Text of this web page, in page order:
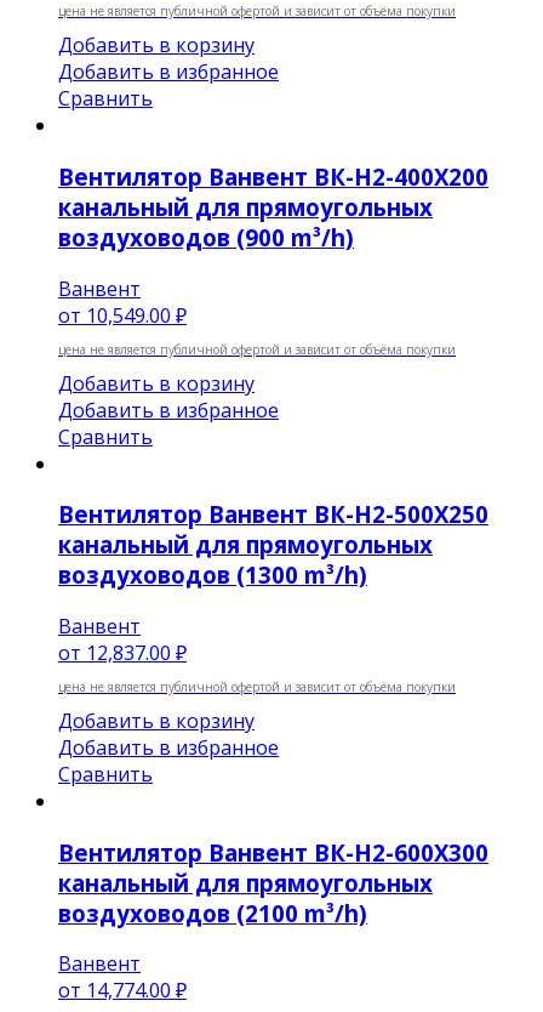
цена не является публичной офертой и зависит от объёма покупки
Добавить в корзину
Добавить в избранное
Сравнить
Вентилятор Ванвент ВК-Н2-400Х200
канальный для прямоугольных
воздуховодов (900 m³/h)
Ванвент
от 10,549.00 ₽
цена не является публичной офертой и зависит от объёма покупки
Добавить в корзину
Добавить в избранное
Сравнить
Вентилятор Ванвент ВК-Н2-500Х250
канальный для прямоугольных
воздуховодов (1300 m³/h)
Ванвент
от 12,837.00 ₽
цена не является публичной офертой и зависит от объёма покупки
Добавить в корзину
Добавить в избранное
Сравнить
Вентилятор Ванвент ВК-Н2-600Х300
канальный для прямоугольных
воздуховодов (2100 m³/h)
Ванвент
от 14,774.00 ₽